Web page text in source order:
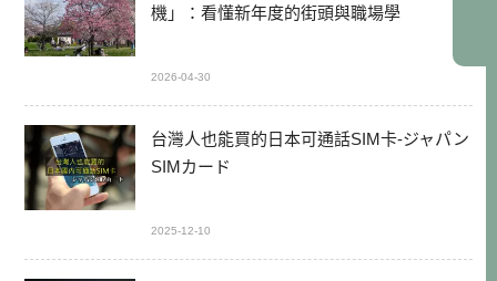
機」：看懂新年度的街頭與職場學
2026-04-30
台灣人也能買的日本可通話SIM卡-ジャパン
SIMカード
2025-12-10